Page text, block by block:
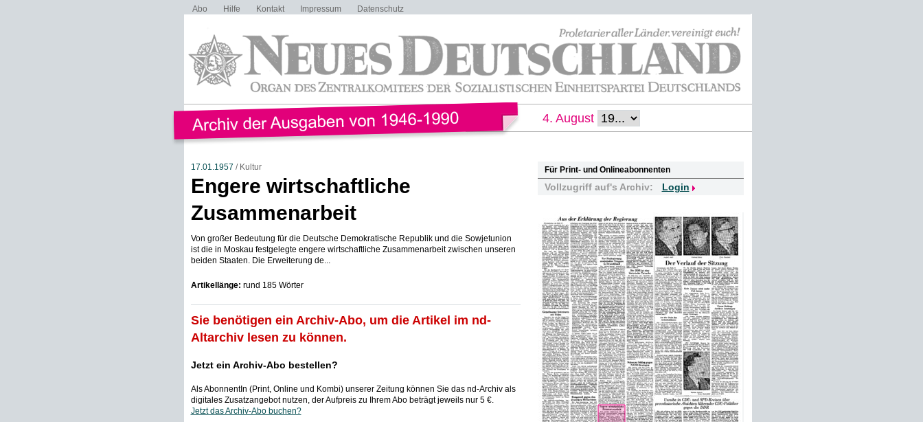
Abo Hilfe Kontakt Impressum Datenschutz
4. August
17.01.1957 / Kultur
Engere wirtschaftliche
Zusammenarbeit
Von großer Bedeutung für die Deutsche Demokratische Republik und die Sowjetunion
ist die in Moskau festgelegte engere wirtschaftliche Zusammenarbeit zwischen unseren
beiden Staaten. Die Erweiterung de...
Artikellänge: rund 185 Wörter
Sie benötigen ein Archiv-Abo, um die Artikel im nd-
Altarchiv lesen zu können.
Jetzt ein Archiv-Abo bestellen?
Als AbonnentIn (Print, Online und Kombi) unserer Zeitung können Sie das nd-Archiv als
digitales Zusatzangebot nutzen, der Aufpreis zu Ihrem Abo beträgt jeweils nur 5 €.
Jetzt das Archiv-Abo buchen?
Für Print- und Onlineabonnenten
Vollzugriff auf's Archiv: Login